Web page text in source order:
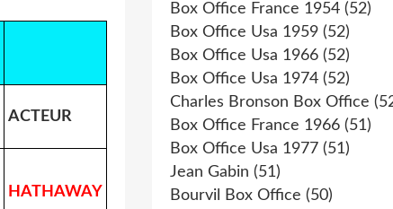
ACTEUR
HATHAWAY
Box Office France 1954 (52)
Box Office Usa 1959 (52)
Box Office Usa 1966 (52)
Box Office Usa 1974 (52)
Charles Bronson Box Office
Box Office France 1966 (51)
Box Office Usa 1977 (51)
Jean Gabin (51)
Bourvil Box Office (50)